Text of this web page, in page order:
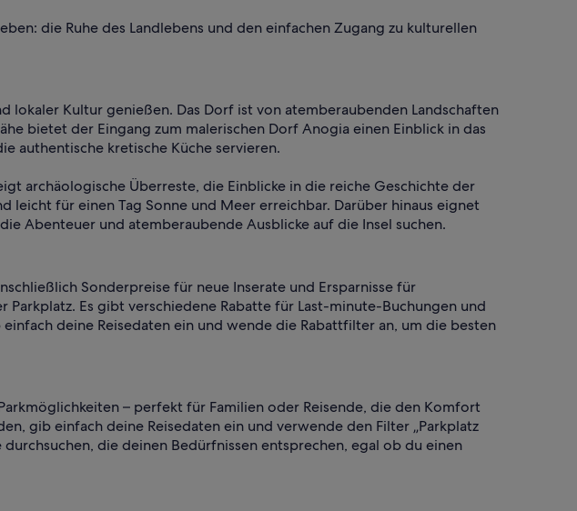
die Ruhe des Landlebens und den einfachen Zugang zu kulturellen
lokaler Kultur genießen. Das Dorf ist von atemberaubenden Landschaften
bietet der Eingang zum malerischen Dorf Anogia einen Einblick in das
authentische kretische Küche servieren.
archäologische Überreste, die Einblicke in die reiche Geschichte der
für einen Tag Sonne und Meer erreichbar. Darüber hinaus eignet
Abenteuer und atemberaubende Ausblicke auf die Insel suchen.
Sonderpreise für neue Inserate und Ersparnisse für
Es gibt verschiedene Rabatte für Last-minute-Buchungen und
deine Reisedaten ein und wende die Rabattfilter an, um die besten
– perfekt für Familien oder Reisende, die den Komfort
gib einfach deine Reisedaten ein und verwende den Filter „Parkplatz
die deinen Bedürfnissen entsprechen, egal ob du einen